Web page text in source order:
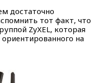
достаточно
тот факт, что
ZyXEL, которая
на